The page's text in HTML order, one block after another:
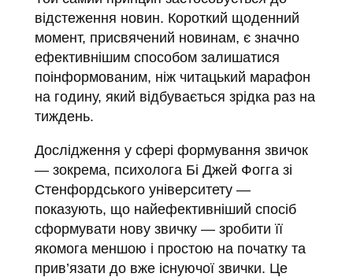
відстеження новин. Короткий щоденний
момент, присвячений новинам, є значно
ефективнішим способом залишатися
поінформованим, ніж читацький марафон
на годину, який відбувається зрідка раз на
тиждень.
Дослідження у сфері формування звичок
— зокрема, психолога Бі Джей Фогга зі
Стенфордського університету —
показують, що найефективніший спосіб
сформувати нову звичку — зробити її
якомога меншою і простою на початку та
прив’язати до вже існуючої звички. Це